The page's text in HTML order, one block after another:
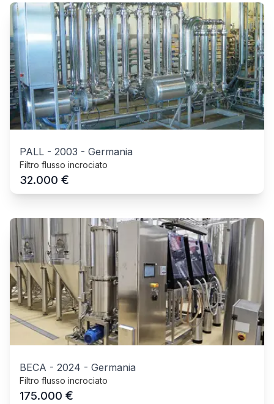
PALL - 2003 - Germania
Filtro flusso incrociato
32.000 €
BECA - 2024 - Germania
Filtro flusso incrociato
175.000 €